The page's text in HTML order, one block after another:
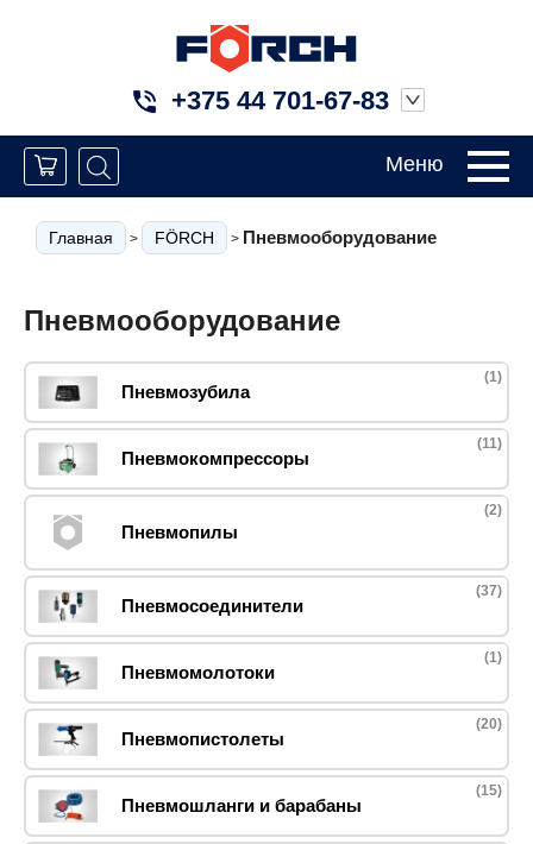
+375 44 701-67-83
Меню
Главная > FÖRCH > Пневмооборудование
Пневмооборудование
Пневмозубила
(1)
Пневмокомпрессоры
(11)
Пневмопилы
(2)
Пневмосоединители
(37)
Пневмомолотоки
(1)
Пневмопистолеты
(20)
Пневмошланги и барабаны
(15)